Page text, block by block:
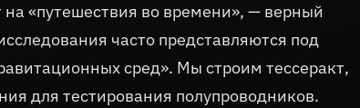
«путешествия во времени», — верный
часто представляются под
сред». Мы строим тессеракт,
для тестирования полупроводников.